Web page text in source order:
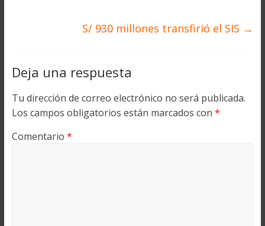
S/ 930 millones transfirió el SIS →
Deja una respuesta
Tu dirección de correo electrónico no será publicada.
Los campos obligatorios están marcados con *
Comentario *